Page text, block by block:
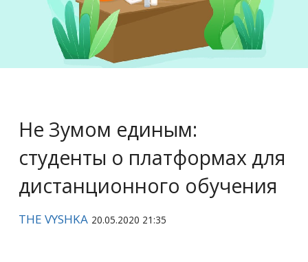
Не Зумом единым:
студенты о платформах для
дистанционного обучения
THE VYSHKA 20.05.2020 21:35